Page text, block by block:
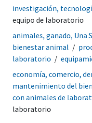
investigación,
equipo de laboratorio
animales, ganado, Una
bienestar animal
laboratorio
economía, comercio,
mantenimiento del
con animales de
laboratorio